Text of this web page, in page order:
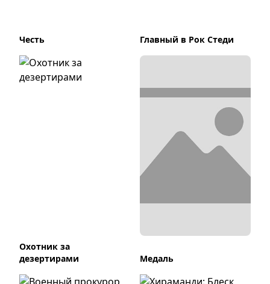
Честь Главный в Рок Стеди
Охотник за
дезертирами
Медаль